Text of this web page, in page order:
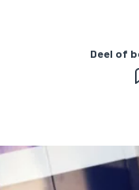
Deel of